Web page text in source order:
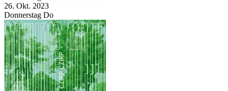
26. Okt. 2023
Donnerstag Do